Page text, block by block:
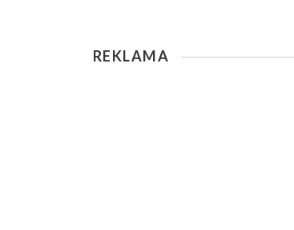
REKLAMA